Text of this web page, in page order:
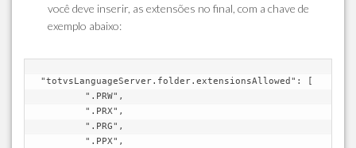
você deve inserir, as extensões no final, com a chave de
exemplo abaixo:
"totvsLanguageServer.folder.extensionsAllowed": [
".PRW",
".PRX",
".PRG",
".PPX",